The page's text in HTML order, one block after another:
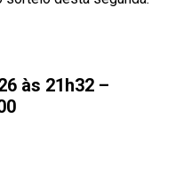
às 21h32 –